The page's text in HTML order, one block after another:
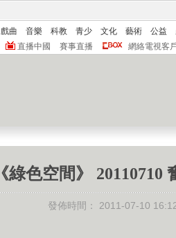
戲曲 音樂 科教 青少 文化 藝術 公益
直播中國 賽事直播 網絡電視客
《綠色空間》
發佈時間： 2011-07-10